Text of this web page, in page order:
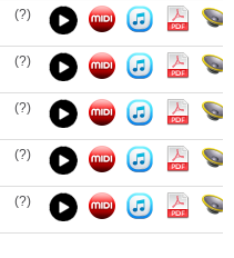
(?)
(?)
(?)
(?)
(?)